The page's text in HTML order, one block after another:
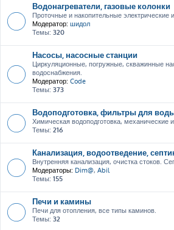
Водонагреватели, газовые колонки
Проточные и накопительные электрические
Модератор: шидол
Темы: 320
Насосы, насосные станции
Циркуляционные, погружные, скважинные
водоснабжения.
Модератор: Code
Темы: 373
Водоподготовка, фильтры для
Химическая водоподготовка, механические
Темы: 216
Канализация, водоотведение,
Внутренняя канализация, очистка стоков.
Модераторы: Dim@, Abil
Темы: 155
Печи и камины
Печи для отопления, все типы каминов.
Темы: 32